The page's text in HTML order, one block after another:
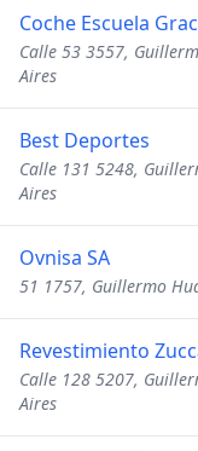
Coche Escuela
Calle 53 3557,
Aires
Best Deportes
Calle 131 5248,
Aires
Ovnisa SA
51 1757, Guillermo
Revestimiento
Calle 128 5207,
Aires